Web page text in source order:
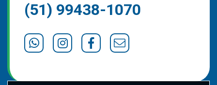
(51) 99438-1070